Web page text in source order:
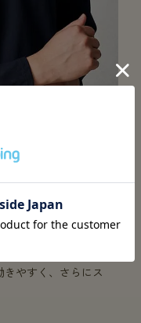
やすく、さらにス